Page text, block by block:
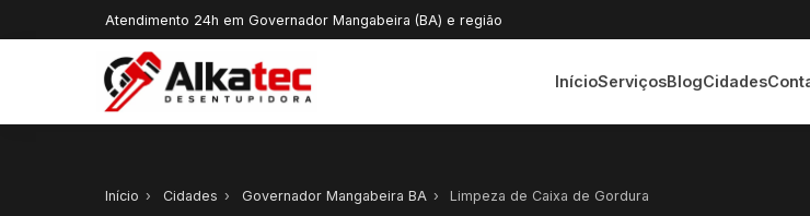
Atendimento 24h em Governador Mangabeira (BA) e região
InícioServiçosBlogCidades
Início › Cidades › Governador Mangabeira BA › Limpeza de Caixa de Gordura